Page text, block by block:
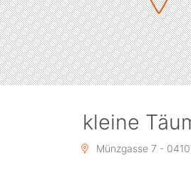
kleine
Münzgasse 7 -